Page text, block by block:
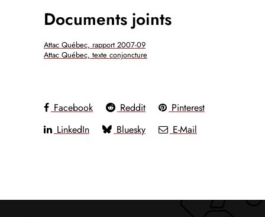
Documents joints
Attac Québec, rapport 2007-09
Attac Québec, texte conjoncture
Facebook Reddit
Pinterest
LinkedIn
Bluesky E-Mail